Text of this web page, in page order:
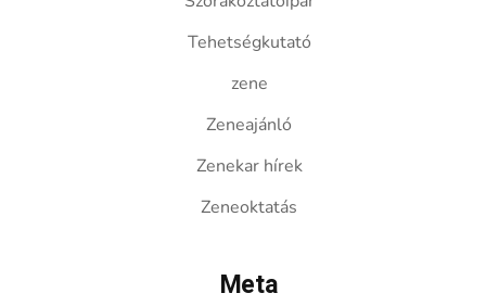
Tehetségkutató
zene
Zeneajánló
Zenekar hírek
Zeneoktatás
Meta